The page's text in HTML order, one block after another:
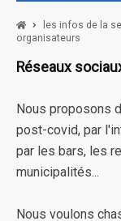
les infos de la
organisateurs
Réseaux
Nous proposons
post-covid, par
par les bars, les
municipalités...
Nous voulons